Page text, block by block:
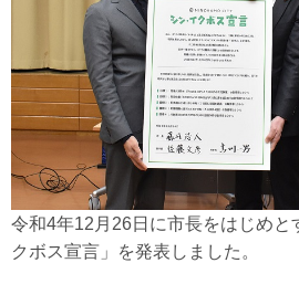
令和4年12月26日に市長をはじめと
クボス宣言」を発表しました。